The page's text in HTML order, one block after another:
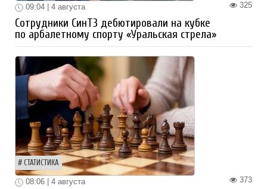
325
09:04 | 4 августа
Сотрудники СинТЗ дебютировали на кубке
по арбалетному спорту «Уральская стрела»
СТАТИСТИКА
373
08:06 | 4 августа